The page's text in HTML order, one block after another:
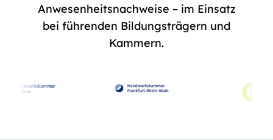
Anwesenheitsnachweise – im Einsatz
bei führenden Bildungsträgern und
Kammern.